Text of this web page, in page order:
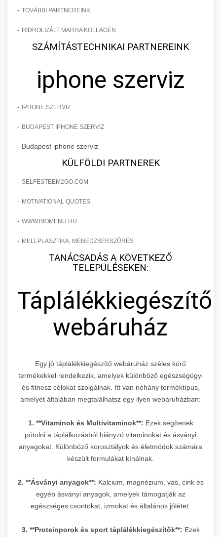
- TOVÁBBI PARTNEREINK
- HIDROLIZÁLT MARHA KOLLAGÉN
SZÁMÍTÁSTECHNIKAI PARTNEREINK
iphone szerviz
- IPHONE SZERVIZ
- BUDAPEST IPHONE SZERVIZ
- Budapest iphone szerviz
KÜLFÖLDI PARTNEREK
- SELFESTEEM2GO.COM
- MOTIVATIONAL QUOTES
- WWW.BIOMENU.HU
- MELLPLASZTIKA, MENEDZSERSZŰRÉS
TANÁCSADÁS A KÖVETKEZŐ
TELEPÜLÉSEKEN:
Táplálékkiegészítő
webáruház
Egy jó táplálékkiegészítő webáruház széles körű
termékekkel rendelkezik, amelyek különböző egészségügyi
és fitnesz célokat szolgálnak. Itt van néhány terméktípus,
amelyet általában megtalálhatsz egy ilyen webáruházban:
1. **Vitaminok és Multivitaminok**: Ezek segítenek
pótolni a táplálkozásból hiányzó vitaminokat és ásványi
anyagokat. Különböző korosztályok és életmódok számára
készült formulákat kínálnak.
2. **Ásványi anyagok**: Kalcium, magnézium, vas, cink és
egyéb ásványi anyagok, amelyek támogatják az
egészséges csontokat, izmokat és általános jólétet.
3. **Proteinporok és sport táplálékkiegészítők**: Ezek